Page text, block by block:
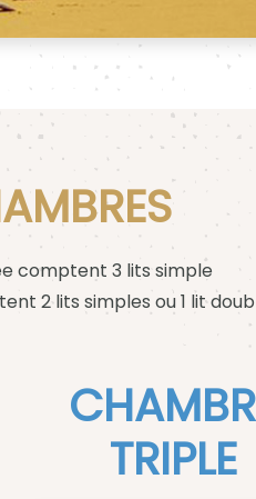
comptent 3 lits simple
2 lits simples ou 1 lit
TRIPLE